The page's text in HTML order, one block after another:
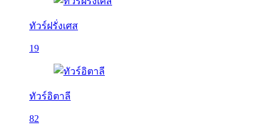
ทัวร์ฝรั่งเศส
19
ทัวร์อิตาลี
82